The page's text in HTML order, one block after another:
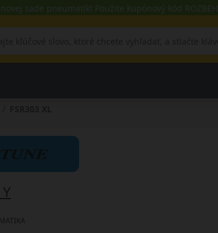
sade pneumatík! Použite kupónový kód ROZBEH